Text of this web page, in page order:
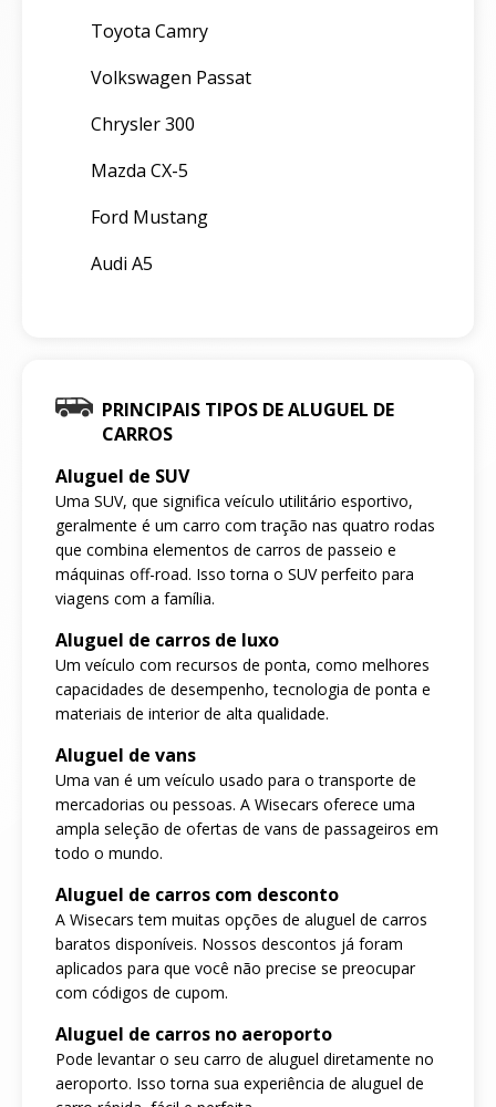
Toyota Camry
Volkswagen Passat
Chrysler 300
Mazda CX-5
Ford Mustang
Audi A5
PRINCIPAIS TIPOS DE ALUGUEL DE
CARROS
Aluguel de SUV
Uma SUV, que significa veículo utilitário esportivo,
geralmente é um carro com tração nas quatro rodas
que combina elementos de carros de passeio e
máquinas off-road. Isso torna o SUV perfeito para
viagens com a família.
Aluguel de carros de luxo
Um veículo com recursos de ponta, como melhores
capacidades de desempenho, tecnologia de ponta e
materiais de interior de alta qualidade.
Aluguel de vans
Uma van é um veículo usado para o transporte de
mercadorias ou pessoas. A Wisecars oferece uma
ampla seleção de ofertas de vans de passageiros em
todo o mundo.
Aluguel de carros com desconto
A Wisecars tem muitas opções de aluguel de carros
baratos disponíveis. Nossos descontos já foram
aplicados para que você não precise se preocupar
com códigos de cupom.
Aluguel de carros no aeroporto
Pode levantar o seu carro de aluguel diretamente no
aeroporto. Isso torna sua experiência de aluguel de